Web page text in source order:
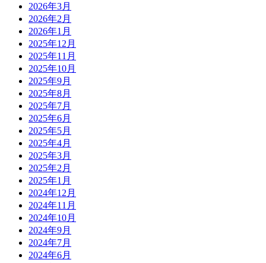
2026年3月
2026年2月
2026年1月
2025年12月
2025年11月
2025年10月
2025年9月
2025年8月
2025年7月
2025年6月
2025年5月
2025年4月
2025年3月
2025年2月
2025年1月
2024年12月
2024年11月
2024年10月
2024年9月
2024年7月
2024年6月